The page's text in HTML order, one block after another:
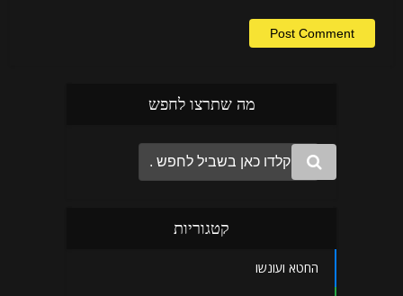
מה שתרצו לחפש
קטגוריות
החטא ועונשו